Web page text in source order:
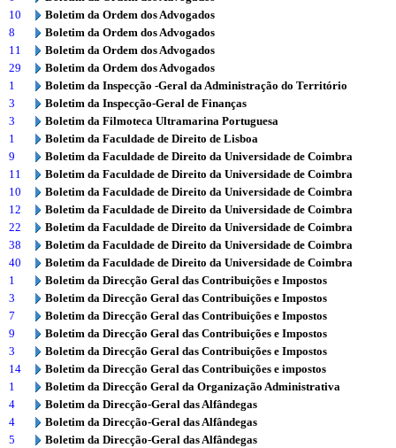
10
Boletim da Ordem dos Advogados
8
Boletim da Ordem dos Advogados
11
Boletim da Ordem dos Advogados
29
Boletim da Ordem dos Advogados
1
Boletim da Inspecção -Geral da Administração do Território
3
Boletim da Inspecção-Geral de Finanças
3
Boletim da Filmoteca Ultramarina Portuguesa
1
Boletim da Faculdade de Direito de Lisboa
9
Boletim da Faculdade de Direito da Universidade de Coimbra
11
Boletim da Faculdade de Direito da Universidade de Coimbra
10
Boletim da Faculdade de Direito da Universidade de Coimbra
12
Boletim da Faculdade de Direito da Universidade de Coimbra
22
Boletim da Faculdade de Direito da Universidade de Coimbra
38
Boletim da Faculdade de Direito da Universidade de Coimbra
40
Boletim da Faculdade de Direito da Universidade de Coimbra
1
Boletim da Direcção Geral das Contribuições e Impostos
3
Boletim da Direcção Geral das Contribuições e Impostos
7
Boletim da Direcção Geral das Contribuições e Impostos
9
Boletim da Direcção Geral das Contribuições e Impostos
3
Boletim da Direcção Geral das Contribuições e Impostos
14
Boletim da Direcção Geral das Contribuições e impostos
1
Boletim da Direcção Geral da Organização Administrativa
4
Boletim da Direcção-Geral das Alfândegas
4
Boletim da Direcção-Geral das Alfândegas
5
Boletim da Direcção-Geral das Alfândegas